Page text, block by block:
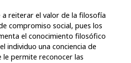
a reiterar el valor de la filosofía
compromiso social, pues los
el conocimiento filosófico
individuo una conciencia de
le permite reconocer las